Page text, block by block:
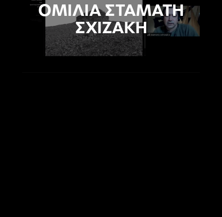
OMΙΛΙΑ ΣΤΑΜΑΤΗ
ΣΧΙΖΑΚΗ